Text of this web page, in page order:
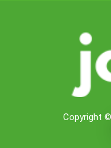
Copyright